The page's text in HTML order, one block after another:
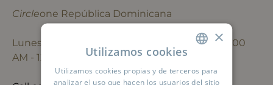
Circleone República Dominicana
Lunes - Viernes 9:00 AM - 6:00 PM | Sábado 9:00
AM - 12:00 PM | GMT-4
SPANISH
×
Utilizamos cookies
Utilizamos cookies propias y de terceros para
analizar el uso que hacen los usuarios del sitio